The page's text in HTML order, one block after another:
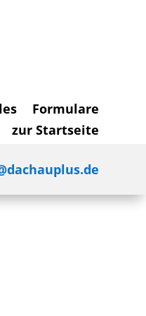
Formulare
zur Startseite